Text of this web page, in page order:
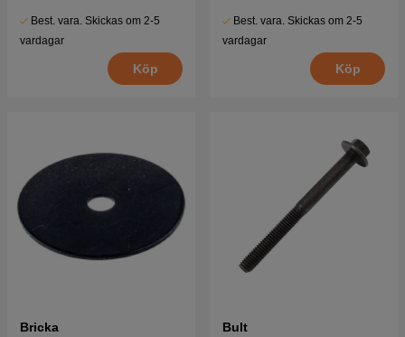
Best. vara. Skickas om 2-5
vardagar
Köp
Best. vara. Skickas om 2-5
vardagar
Köp
Bricka Bult